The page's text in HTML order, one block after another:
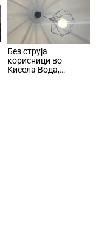
Без струја
корисници во
Кисела Вода,